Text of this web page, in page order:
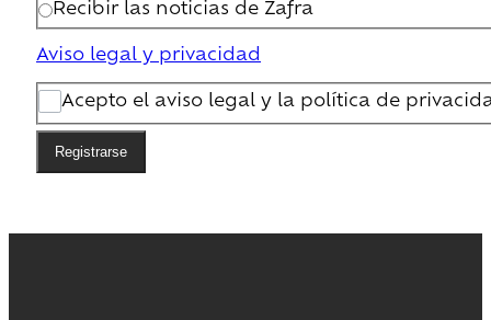
Recibir las noticias de Zafra
Aviso legal y privacidad
Acepto el aviso legal y la política de
Registrarse